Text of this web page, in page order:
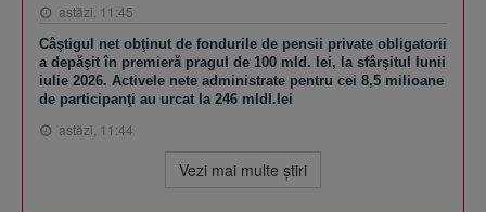
astăzi, 11:45
Câştigul net obţinut de fondurile de pensii private obligatorii
a depăşit în premieră pragul de 100 mld. lei, la sfârşitul lunii
iulie 2026. Activele nete administrate pentru cei 8,5 milioane
de participanţi au urcat la 246 mldl.lei
astăzi, 11:44
Vezi mai multe ştiri